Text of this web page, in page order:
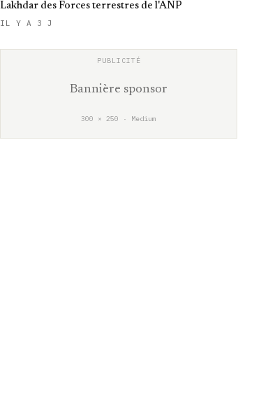
Lakhdar des Forces terrestres de l'ANP
IL Y A 3 J
Bannière sponsor
300 × 250 · Medium